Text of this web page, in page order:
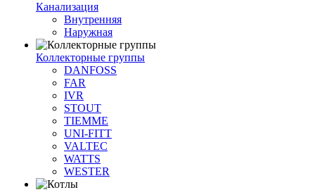
Канализация
Внутренняя
Наружная
Коллекторные группы
DANFOSS
FAR
IVR
STOUT
TIEMME
UNI-FITT
VALTEC
WATTS
WESTER